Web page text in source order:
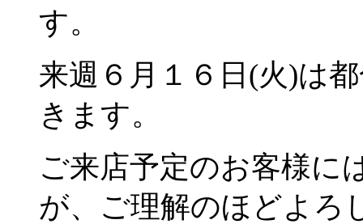
す。
来週６月１６日(火)は
きます。
ご来店予定のお客様に
が、ご理解のほどよろ